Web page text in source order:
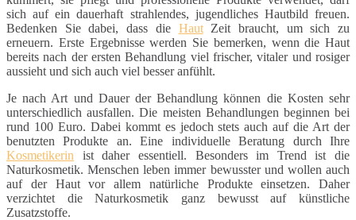
sich auf ein dauerhaft strahlendes, jugendliches Hautbild freuen.
Bedenken Sie dabei, dass die HautZeit braucht, um sich zu
erneuern. Erste Ergebnisse werden Sie bemerken, wenn die Haut
bereits nach der ersten Behandlung viel frischer, vitaler und rosiger
aussieht und sich auch viel besser anfühlt.
Je nach Art und Dauer der Behandlung können die Kosten sehr
unterschiedlich ausfallen. Die meisten Behandlungen beginnen bei
rund 100 Euro. Dabei kommt es jedoch stets auch auf die Art der
benutzten Produkte an. Eine individuelle Beratung durch Ihre
Kosmetikerin ist daher essentiell. Besonders im Trend ist die
Naturkosmetik. Menschen leben immer bewusster und wollen auch
auf der Haut vor allem natürliche Produkte einsetzen. Daher
verzichtet die Naturkosmetik ganz bewusst auf künstliche
Zusatzstoffe.